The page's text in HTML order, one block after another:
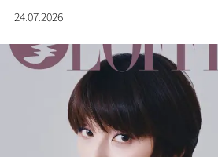
24.07.2026